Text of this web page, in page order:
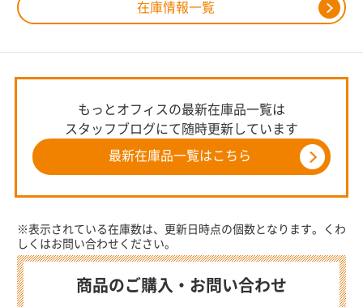
在庫情報一覧
もっとオフィスの最新在庫品一覧は
スタッフブログにて随時更新しています
最新在庫品一覧はこちら
※表示されている在庫数は、更新日時点の個数となります。くわ
しくはお問い合わせください。
商品のご購入・お問い合わせ